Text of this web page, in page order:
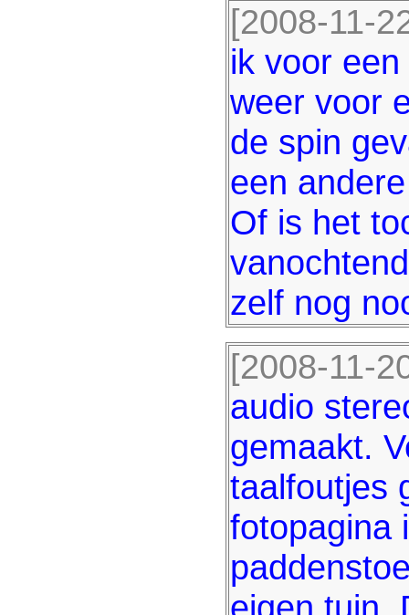
[2008-11-
ik voor
weer voor
de spin
een
Of is het
zelf nog
[2008-11-
audio
gemaakt.
taalfoutjes
fotopagina